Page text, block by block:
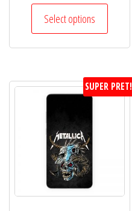
Select options
SUPER PRET!